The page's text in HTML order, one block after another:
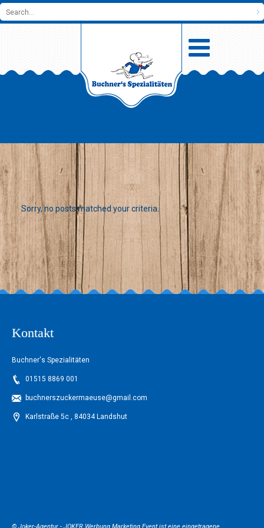
Sorry, no posts matched your criteria.
Kontakt
Buchner's Spezialitäten
01515 8869 001
buchnerszuckermaeuse@gmail.com
Karlstraße 5c , 84034 Landshut
© Joker-Agentur -JOKER Werbung Marketing Eventist eine eingetragene